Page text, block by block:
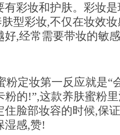
有彩妆和护肤。彩妆
型彩妆,不仅在妆效
好,经常需要带妆的敏
粉定妆第一反应就是“
粉的!”,这款养肤蜜粉
住脸部妆容的时候,保
湿感,赞!